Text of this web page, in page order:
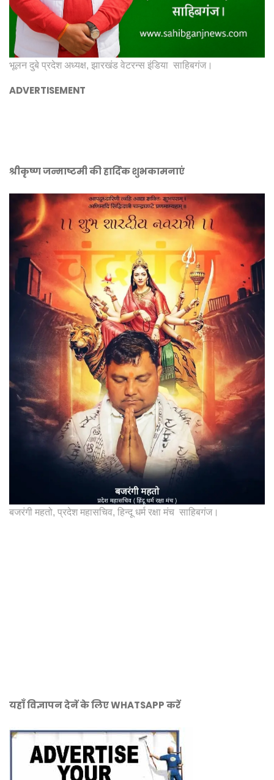
भूलन दुबे प्रदेश अध्यक्ष, झारखंड वेटरन्स इंडिया साहिबगंज।
ADVERTISEMENT
श्रीकृष्ण जन्माष्टमी की हार्दिक शुभकामनाएं
बजरंगी महतो, प्रदेश महासचिव, हिन्दू धर्म रक्षा मंच साहिबगंज।
यहाँ विज्ञापन देनें के लिए WHATSAPP करें